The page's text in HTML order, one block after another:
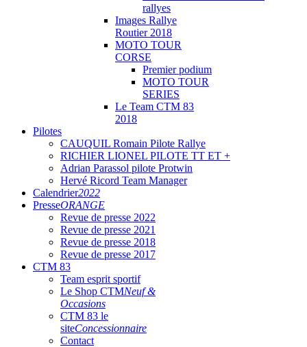
rallyes
Images Rallye
Routier 2018
MOTO TOUR
CORSE
Premier podium
MOTO TOUR
SERIES
Le Team CTM 83
2018
Pilotes
CAUQUIL Romain Pilote Rallye
RICHIER LIONEL PILOTE TT ET +
Adrian Parassol pilote Protwin
Hervé Ricord Team Manager
Calendrier2022
PresseORANGE
Revue de presse 2022
Revue de presse 2021
Revue de presse 2018
Revue de presse 2017
CTM 83
Team esprit sportif
Le Shop CTMNeuf &
Occasions
CTM 83 le
siteConcessionnaire
Contact